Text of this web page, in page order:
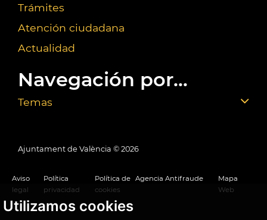
Utilizamos cookies
Trámites
Atención ciudadana
Actualidad
Navegación por...
Temas
Ajuntament de València © 2026
Aviso
legal
Política
privacidad
Política de
cookies
Agencia Antifraude
Mapa
Web